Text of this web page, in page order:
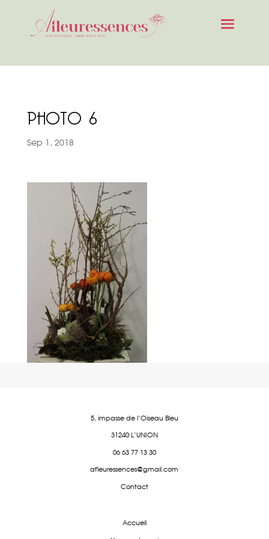
PHOTO 6
Sep 1, 2018
5, impasse de l'Oiseau Bleu
31240 L'UNION
06 63 77 13 30
afleuressences@gmail.com
Contact
Accueil